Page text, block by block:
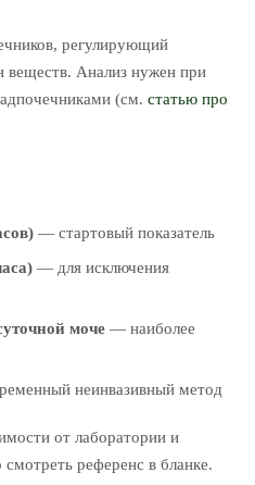
регулирующий
веществ. Анализ нужен при
(см. статью про
— стартовый показатель
— для исключения
моче — наиболее
неинвазивный метод
от лаборатории и
референс в бланке.